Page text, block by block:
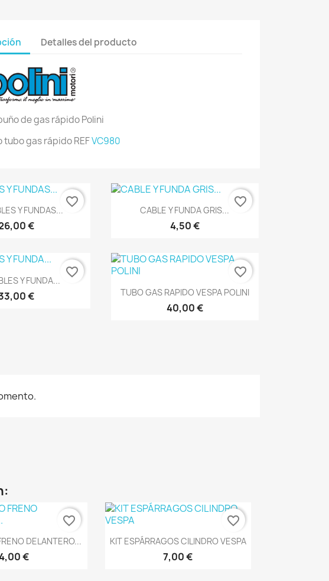
Detalles del producto
de gas rápido Polini
tubo gas rápido REFVC980
rápida
Y FUNDAS...
€
favorite_border Vista rápida
CABLE Y FUNDA GRIS...
4,50 €
favorite_border
rápida
Y FUNDA...
€
favorite_border
Vista rápida
TUBO GAS RAPIDO VESPA POLINI
40,00 €
favorite_border
rápida
DELANTERO...
€
favorite_border
Vista rápida
KIT ESPÁRRAGOS CILINDRO VESPA
7,00 €
favorite_border